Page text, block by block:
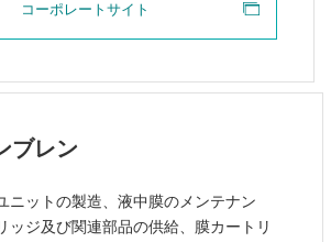
コーポレートサイト
ブレン
ニットの製造、液中膜のメンテナン
ッジ及び関連部品の供給、膜カートリ